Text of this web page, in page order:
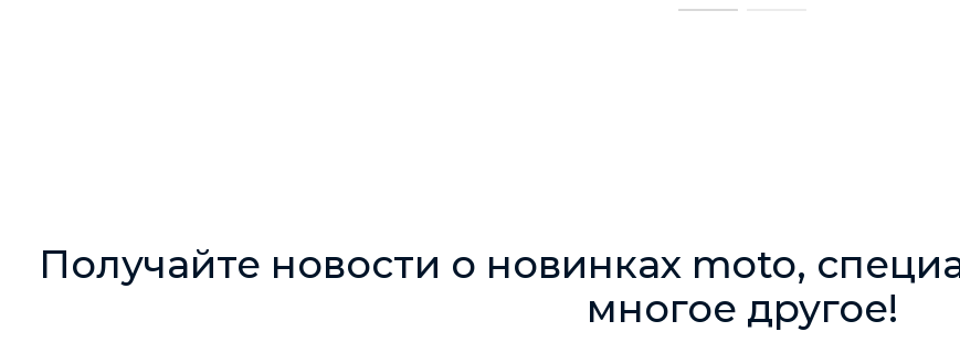
Получайте новости о новинках moto,
многое другое!